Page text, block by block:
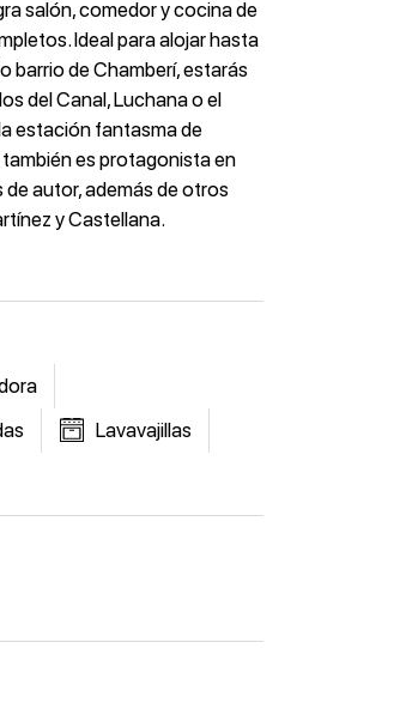
salón, comedor y cocina de
Ideal para alojar hasta
de Chamberí, estarás
del Canal, Luchana o el
estación fantasma de
es protagonista en
autor, además de otros
y Castellana.
Lavavajillas